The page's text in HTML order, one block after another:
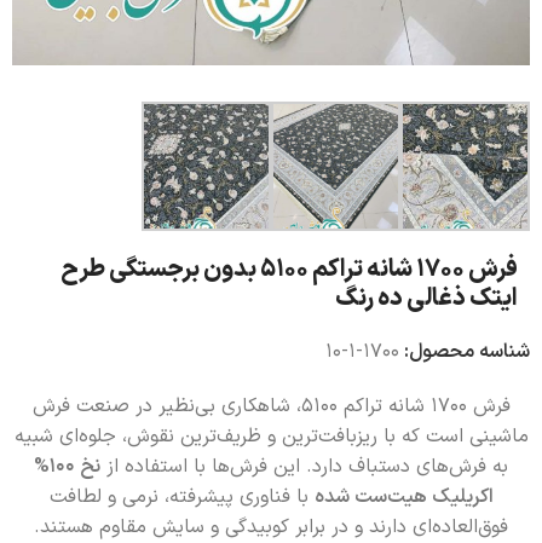
فرش 1700 شانه تراکم 5100 بدون برجستگی طرح
ایتک ذغالی ده رنگ
شناسه محصول: 1700-1-10
فرش 1700 شانه تراکم 5100، شاهکاری بی‌نظیر در صنعت فرش
ماشینی است که با ریزبافت‌ترین و ظریف‌ترین نقوش، جلوه‌ای شبیه
به فرش‌های دستباف دارد. این فرش‌ها با استفاده از
نخ 100%
اکریلیک هیت‌ست شده با فناوری پیشرفته، نرمی و لطافت
فوق‌العاده‌ای دارند و در برابر کوبیدگی و سایش مقاوم هستند.